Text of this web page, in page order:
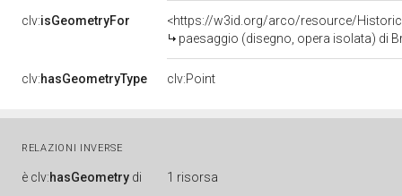
clv:isGeometryFor
<https://w3id.org/arco/resource/
paesaggio (disegno, opera isolata) di
clv:hasGeometryType clv:Point
RELAZIONI INVERSE
è clv:hasGeometry di 1 risorsa